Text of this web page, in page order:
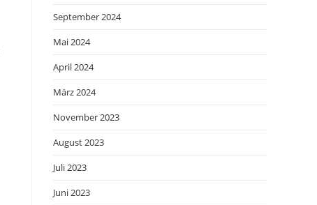
September 2024
Mai 2024
April 2024
März 2024
November 2023
August 2023
Juli 2023
Juni 2023